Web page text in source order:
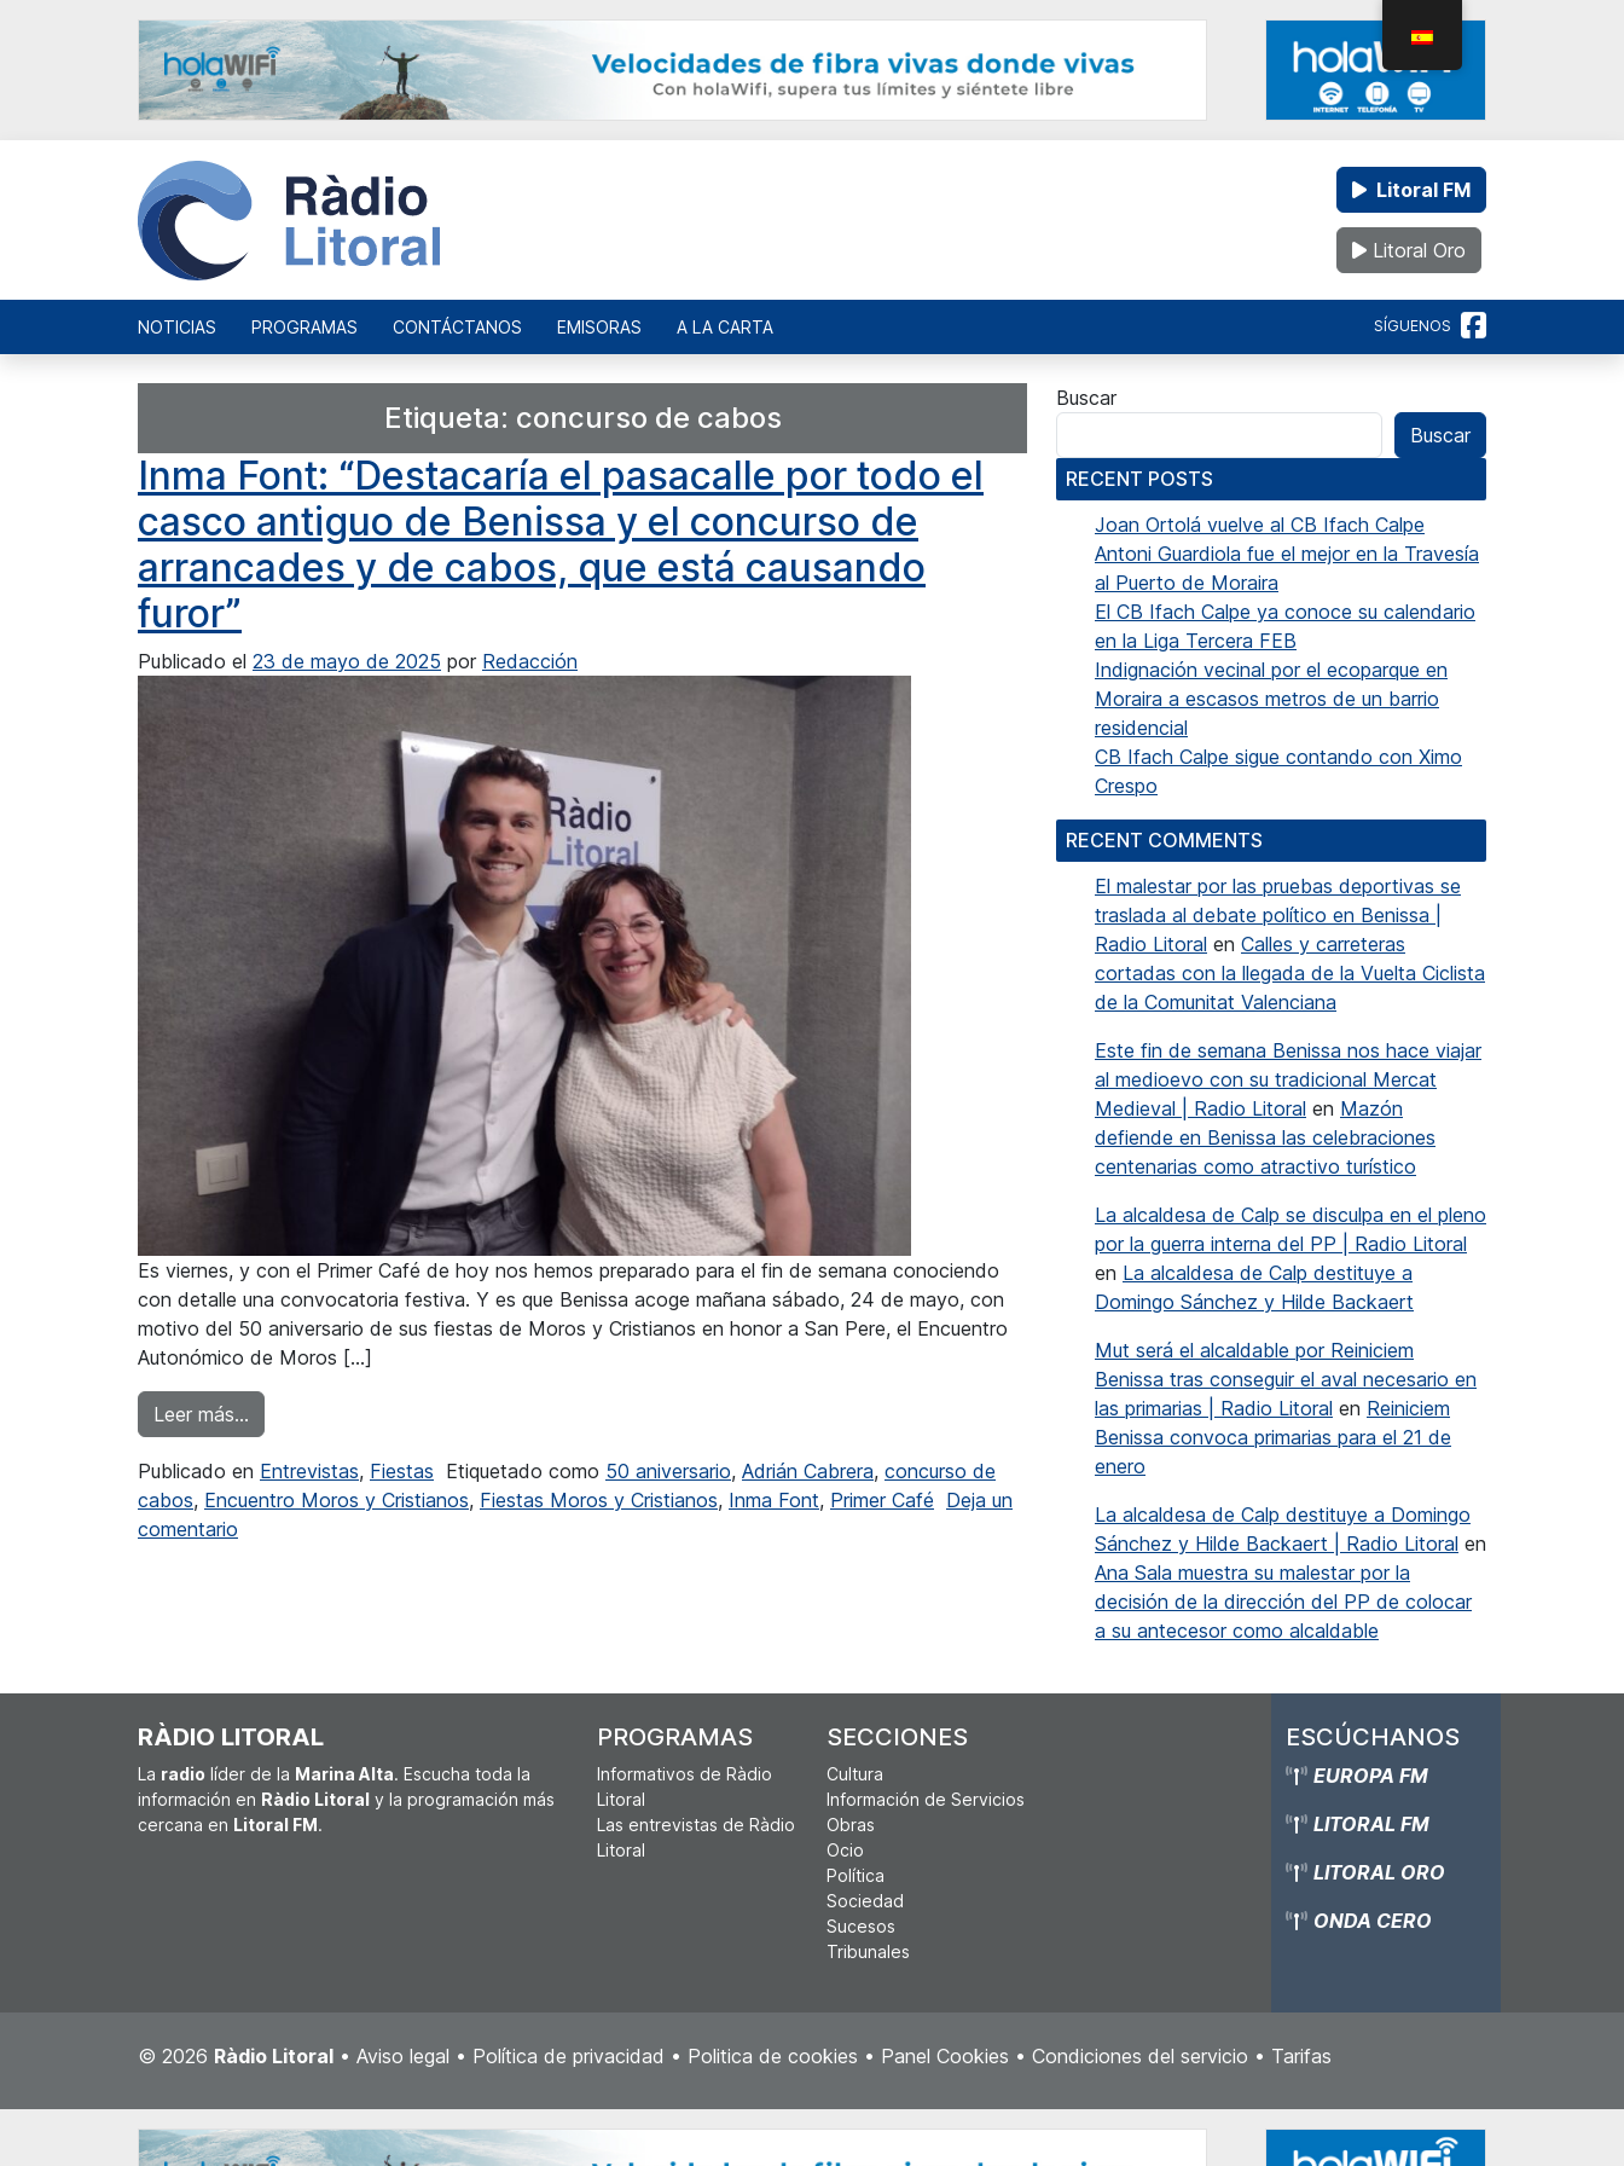
Litoral FM
Litoral Oro
NOTICIAS PROGRAMAS CONTÁCTANOS EMISORAS A LA CARTA SÍGUENOS
Etiqueta: concurso de cabos
Inma Font: “Destacaría el pasacalle por todo el
casco antiguo de Benissa y el concurso de
arrancades y de cabos, que está causando
furor”
Publicado el 23 de mayo de 2025 por Redacción
Es viernes, y con el Primer Café de hoy nos hemos preparado para el fin de semana conociendo
con detalle una convocatoria festiva. Y es que Benissa acoge mañana sábado, 24 de mayo, con
motivo del 50 aniversario de sus fiestas de Moros y Cristianos en honor a San Pere, el Encuentro
Autonómico de Moros […]
Leer más… from Inma Font: “Destacaría el pasacalle por todo el casco antiguo de Benissa y el concurso de arrancades y de cabos, que está causando furor”
Publicado en Entrevistas, Fiestas Etiquetado como 50 aniversario, Adrián Cabrera, concurso de
cabos, Encuentro Moros y Cristianos, Fiestas Moros y Cristianos, Inma Font, Primer Café Deja un
comentario en Inma Font: “Destacaría el pasacalle por todo el casco antiguo de Benissa y el concurso de arrancades y de cabos, que está causando furor”
Buscar
Buscar
RECENT POSTS
Joan Ortolá vuelve al CB Ifach Calpe
Antoni Guardiola fue el mejor en la Travesía
al Puerto de Moraira
El CB Ifach Calpe ya conoce su calendario
en la Liga Tercera FEB
Indignación vecinal por el ecoparque en
Moraira a escasos metros de un barrio
residencial
CB Ifach Calpe sigue contando con Ximo
Crespo
RECENT COMMENTS
El malestar por las pruebas deportivas se
traslada al debate político en Benissa |
Radio Litoral en Calles y carreteras
cortadas con la llegada de la Vuelta Ciclista
de la Comunitat Valenciana
Este fin de semana Benissa nos hace viajar
al medioevo con su tradicional Mercat
Medieval | Radio Litoral en Mazón
defiende en Benissa las celebraciones
centenarias como atractivo turístico
La alcaldesa de Calp se disculpa en el pleno
por la guerra interna del PP | Radio Litoral
en La alcaldesa de Calp destituye a
Domingo Sánchez y Hilde Backaert
Mut será el alcaldable por Reiniciem
Benissa tras conseguir el aval necesario en
las primarias | Radio Litoral en Reiniciem
Benissa convoca primarias para el 21 de
enero
La alcaldesa de Calp destituye a Domingo
Sánchez y Hilde Backaert | Radio Litoral en
Ana Sala muestra su malestar por la
decisión de la dirección del PP de colocar
a su antecesor como alcaldable
RÀDIO LITORAL
La radio líder de la Marina Alta. Escucha toda la
información en Ràdio Litoral y la programación más
cercana en Litoral FM.
PROGRAMAS
Informativos de Ràdio
Litoral
Las entrevistas de Ràdio
Litoral
SECCIONES
Cultura
Información de Servicios
Obras
Ocio
Política
Sociedad
Sucesos
Tribunales
ESCÚCHANOS
EUROPA FM
LITORAL FM
LITORAL ORO
ONDA CERO
© 2026 Ràdio Litoral • Aviso legal • Política de privacidad • Politica de cookies • Panel Cookies • Condiciones del servicio • Tarifas